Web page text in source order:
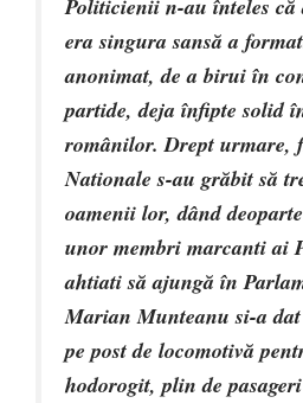
Politicienii n-au înteles că
era singura sansă a
anonimat, de a birui în
partide, deja înfipte solid
românilor. Drept urmare,
Nationale s-au grăbit să
oamenii lor, dând
unor membri marcanti ai
ahtiati să ajungă în
Marian Munteanu si-a
pe post de locomotivă
hodorogit, plin de